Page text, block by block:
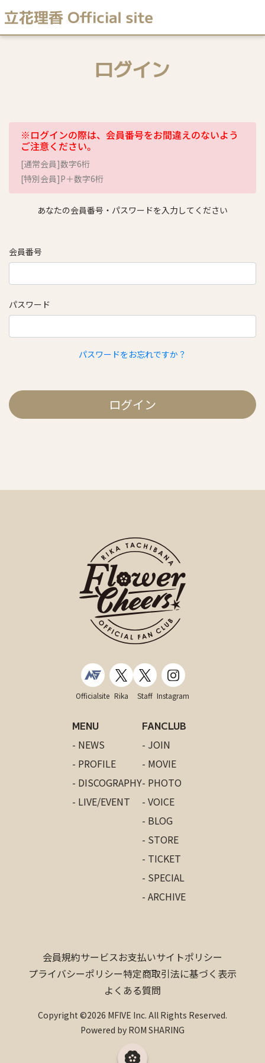
ログイン
※ログインの際は、会員番号をお間違えのないよう
ご注意ください。
[通常会員]数字6桁
[特別会員]P＋数字6桁
あなたの会員番号・パスワードを入力してください
会員番号
パスワード
パスワードをお忘れですか？
ログイン
Officialsite Rika Staff Instagram
MENU
- NEWS
- PROFILE
- DISCOGRAPHY
- LIVE/EVENT
FANCLUB
- JOIN
- MOVIE
- PHOTO
- VOICE
- BLOG
- STORE
- TICKET
- SPECIAL
- ARCHIVE
会員規約サービスお支払いサイトポリシー
プライバシーポリシー特定商取引法に基づく表示
よくある質問
Copyright ©2026 MFIVE Inc. All Rights Reserved.
Powered by ROM SHARING